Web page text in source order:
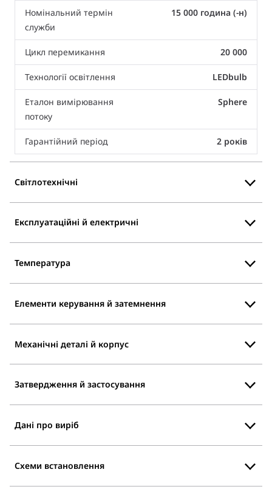
Номінальний термін
служби
15 000 година (-н)
Цикл перемикання 20 000
Технології освітлення LEDbulb
Еталон вимірювання
потоку
Sphere
Гарантійний період 2 років
Світлотехнічні
Експлуатаційні й електричні
Температура
Елементи керування й затемнення
Механічні деталі й корпус
Затвердження й застосування
Дані про виріб
Схеми встановлення